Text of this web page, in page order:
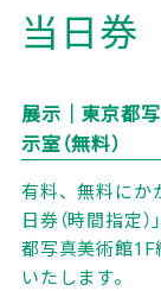
当日券
展示｜東京都
示室（無料）
有料、無料にか
日券（時間指定
都写真美術館
いたします。